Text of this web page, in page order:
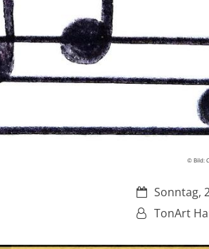
© Bild:
Datum:Sonntag,
Von:TonArt